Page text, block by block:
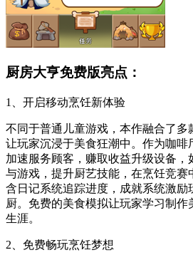
厨房大亨免费版亮点：
1、开启移动烹饪新体验
不同于普通儿童游戏，本作融合了多
让玩家沉浸于美食狂潮中。作为咖啡
加速服务顾客，赚取收益升级设备，
与游戏，提升厨艺技能，在烹饪竞赛
含日记系统追踪进度，成就系统激励
厨。免费的美食模拟让玩家学习制
生涯。
2、免费畅玩烹饪梦想